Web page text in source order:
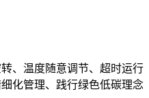
、温度随意调节、超时运行
化管理、践行绿色低碳理念